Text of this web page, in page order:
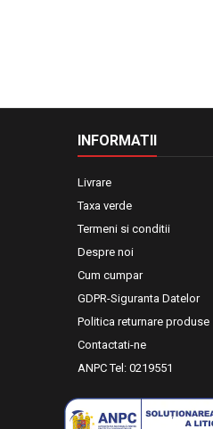
INFORMATII
Livrare
Taxa verde
Termeni si conditii
Despre noi
Cum cumpar
GDPR-Siguranta Datelor
Politica returnare produse
Contactati-ne
ANPC Tel: 0219551